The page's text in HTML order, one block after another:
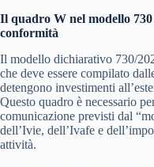
Il quadro W nel modello 730
conformità
Il modello dichiarativo 730/
che deve essere compilato
detengono investimenti
Questo quadro è necessario
comunicazione previsti dal
dell’Ivie, dell’Ivafe e
attività.